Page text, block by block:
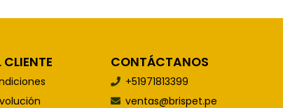
CONTÁCTANOS
+51971813399
ventas@brispet.pe